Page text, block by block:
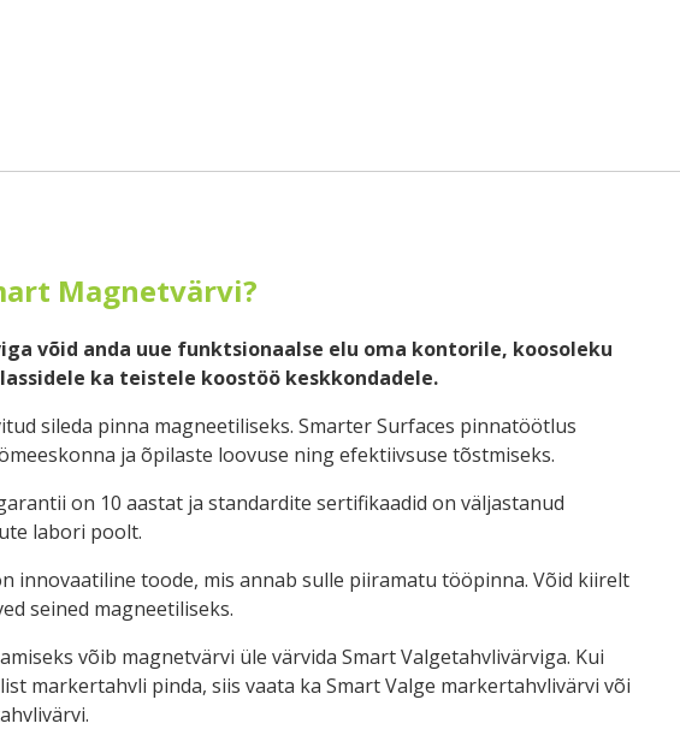
Magnetvärvi?
võid anda uue funktsionaalse elu oma kontorile, koosoleku
ka teistele koostöö keskkondadele.
sileda pinna magneetiliseks. Smarter Surfaces pinnatöötlus
ja õpilaste loovuse ning efektiivsuse tõstmiseks.
on 10 aastat ja standardite sertifikaadid on väljastanud
labori poolt.
innovaatiline toode, mis annab sulle piiramatu tööpinna. Võid kiirelt
seined magneetiliseks.
võib magnetvärvi üle värvida Smart Valgetahvlivärviga. Kui
markertahvli pinda, siis vaata ka Smart Valge markertahvlivärvi või